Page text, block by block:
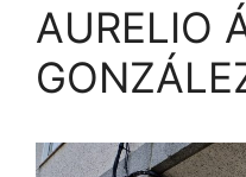
AURELIO